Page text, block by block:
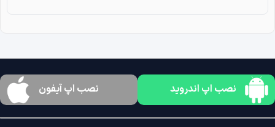
نصب اپ اندروید نصب اپ آیفون